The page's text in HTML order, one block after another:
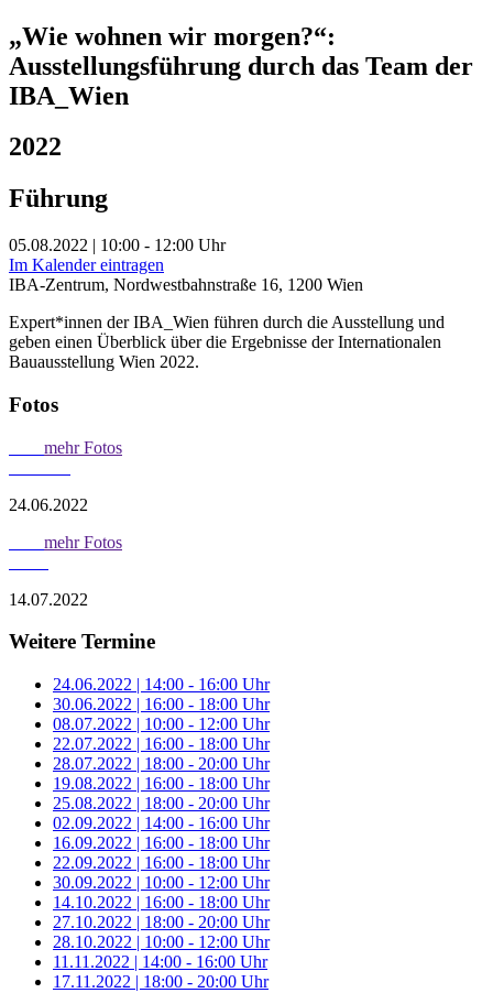
„Wie wohnen wir morgen?“:
Ausstellungsführung durch das Team der
IBA_Wien
2022
Führung
05.08.2022 | 10:00 - 12:00 Uhr
Im Kalender eintragen
IBA-Zentrum, Nordwestbahnstraße 16, 1200 Wien
Expert*innen der IBA_Wien führen durch die Ausstellung und
geben einen Überblick über die Ergebnisse der Internationalen
Bauausstellung Wien 2022.
Fotos
mehr Fotos
24.06.2022
mehr Fotos
14.07.2022
Weitere Termine
24.06.2022 | 14:00 - 16:00 Uhr
30.06.2022 | 16:00 - 18:00 Uhr
08.07.2022 | 10:00 - 12:00 Uhr
22.07.2022 | 16:00 - 18:00 Uhr
28.07.2022 | 18:00 - 20:00 Uhr
19.08.2022 | 16:00 - 18:00 Uhr
25.08.2022 | 18:00 - 20:00 Uhr
02.09.2022 | 14:00 - 16:00 Uhr
16.09.2022 | 16:00 - 18:00 Uhr
22.09.2022 | 16:00 - 18:00 Uhr
30.09.2022 | 10:00 - 12:00 Uhr
14.10.2022 | 16:00 - 18:00 Uhr
27.10.2022 | 18:00 - 20:00 Uhr
28.10.2022 | 10:00 - 12:00 Uhr
11.11.2022 | 14:00 - 16:00 Uhr
17.11.2022 | 18:00 - 20:00 Uhr